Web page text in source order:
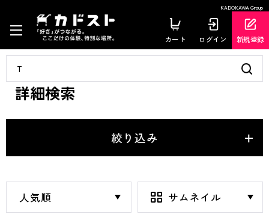
KADOKAWA Group
カート ログイン 新規登録
詳細検索
絞り込み